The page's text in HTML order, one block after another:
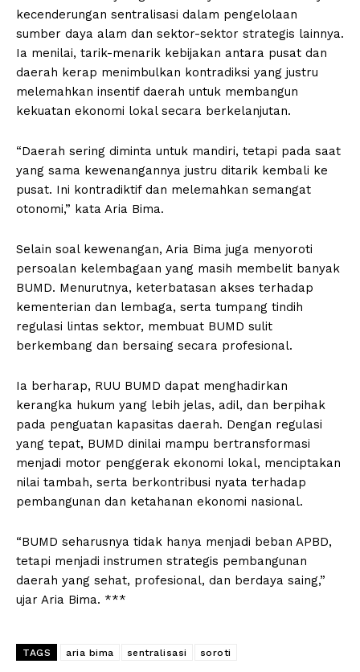
kecenderungan sentralisasi dalam pengelolaan
sumber daya alam dan sektor-sektor strategis lainnya.
Ia menilai, tarik-menarik kebijakan antara pusat dan
daerah kerap menimbulkan kontradiksi yang justru
melemahkan insentif daerah untuk membangun
kekuatan ekonomi lokal secara berkelanjutan.
“Daerah sering diminta untuk mandiri, tetapi pada saat
yang sama kewenangannya justru ditarik kembali ke
pusat. Ini kontradiktif dan melemahkan semangat
otonomi,” kata Aria Bima.
Selain soal kewenangan, Aria Bima juga menyoroti
persoalan kelembagaan yang masih membelit banyak
BUMD. Menurutnya, keterbatasan akses terhadap
kementerian dan lembaga, serta tumpang tindih
regulasi lintas sektor, membuat BUMD sulit
berkembang dan bersaing secara profesional.
Ia berharap, RUU BUMD dapat menghadirkan
kerangka hukum yang lebih jelas, adil, dan berpihak
pada penguatan kapasitas daerah. Dengan regulasi
yang tepat, BUMD dinilai mampu bertransformasi
menjadi motor penggerak ekonomi lokal, menciptakan
nilai tambah, serta berkontribusi nyata terhadap
pembangunan dan ketahanan ekonomi nasional.
“BUMD seharusnya tidak hanya menjadi beban APBD,
tetapi menjadi instrumen strategis pembangunan
daerah yang sehat, profesional, dan berdaya saing,”
ujar Aria Bima. ***
TAGS aria bima sentralisasi soroti